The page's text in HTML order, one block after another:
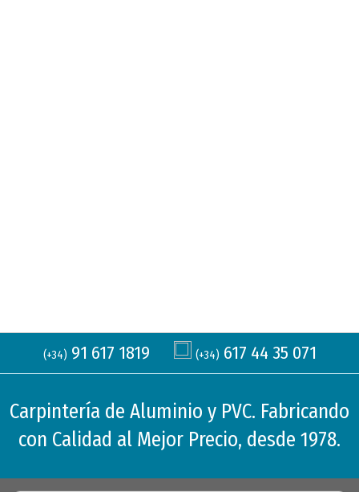
(+34) 91 617 1819 (+34) 617 44 35 071
Carpintería de Aluminio y PVC. Fabricando
con Calidad al Mejor Precio, desde 1978.